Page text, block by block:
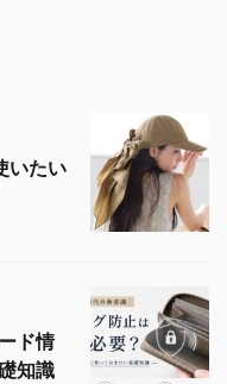
いたい
ド情
知識